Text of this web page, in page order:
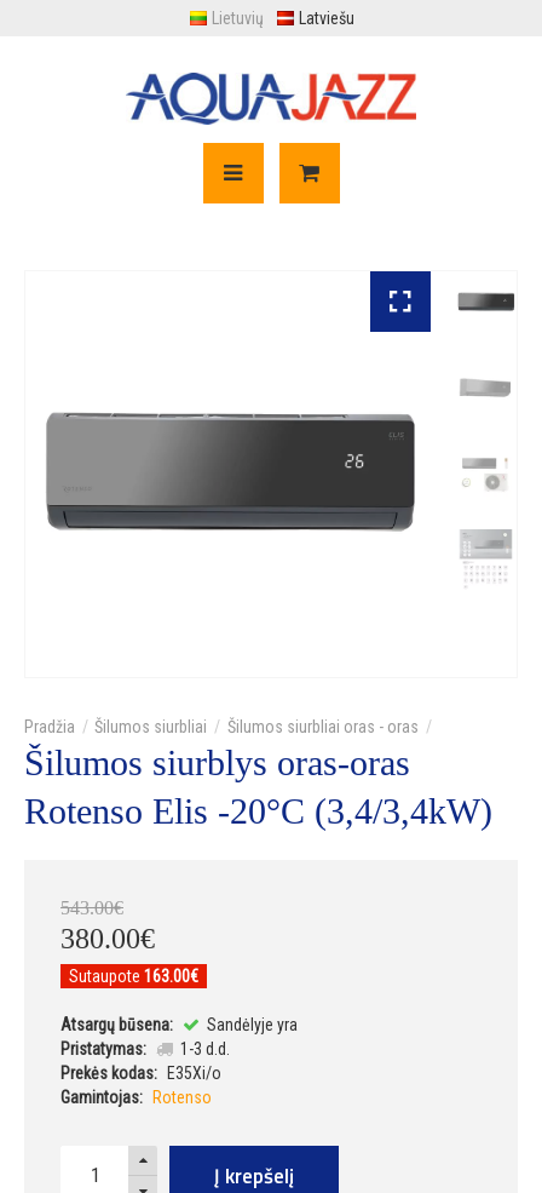
Lietuvių Latviešu
Šilumos siurbliai Šilumos siurbliai oras - oras
Šilumos siurblys oras-oras
Rotenso Elis -20°C (3,4/3,4kW)
543.00€
380.00€
Sutaupote 163.00€
Atsargų būsena:
Sandėlyje yra
Pristatymas:
1-3 d.d.
Prekės kodas:
E35Xi/o
Gamintojas:
Rotenso
Į krepšelį